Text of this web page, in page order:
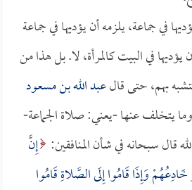
في جماعة، يلزمه أن يؤديها في جماعة
في البيت كالمرأة، لا. بل هذا من
بهم، حتى قالعبد الله بن مسعود
يتخلف عنها -يعني: صلاة الجماعة-
قال سبحانه في شأن المنافقين: إِنَّ
وَإِذَا قَامُوا إِلَى الصَّلاةِ قَامُوا